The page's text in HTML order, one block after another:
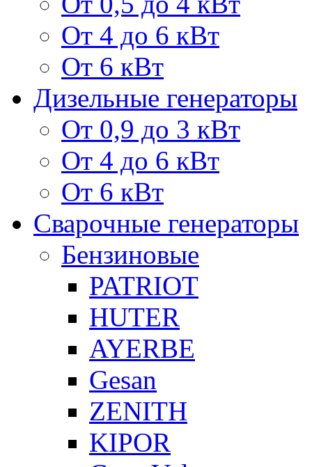
От 4 до 6 кВт
От 6 кВт
Дизельные генераторы
От 0,9 до 3 кВт
От 4 до 6 кВт
От 6 кВт
Сварочные генераторы
Бензиновые
PATRIOT
HUTER
AYERBE
Gesan
ZENITH
KIPOR